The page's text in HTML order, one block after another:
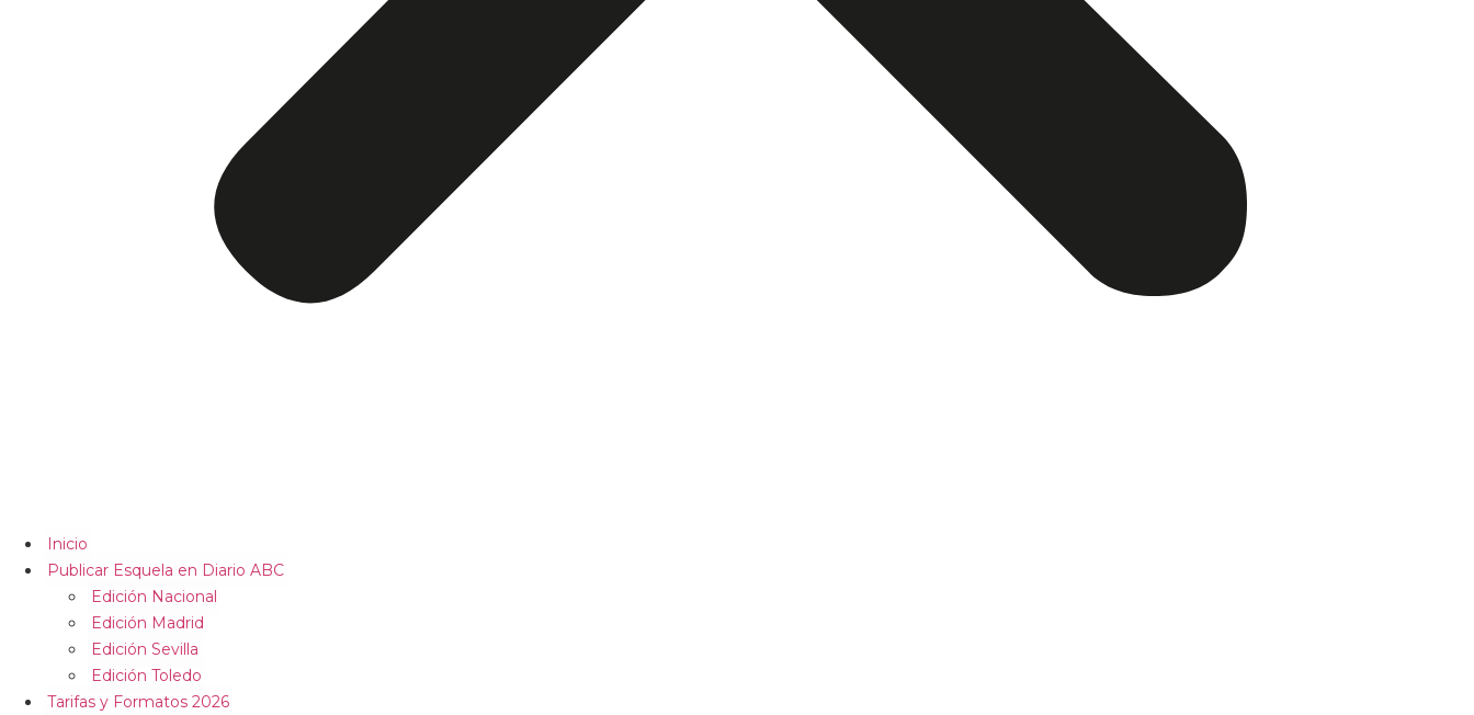
Inicio
Publicar Esquela en Diario ABC
Edición Nacional
Edición Madrid
Edición Sevilla
Edición Toledo
Tarifas y Formatos 2026